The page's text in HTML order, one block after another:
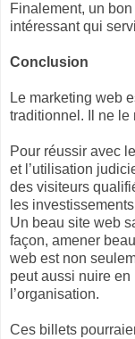
Finalement, un
intéressant qui
Conclusion
Le marketing web
traditionnel. Il ne le
Pour réussir avec
et l’utilisation
des visiteurs
les
Un beau site web
façon, amener
web est non
peut aussi nuire
l’organisation.
Ces billets